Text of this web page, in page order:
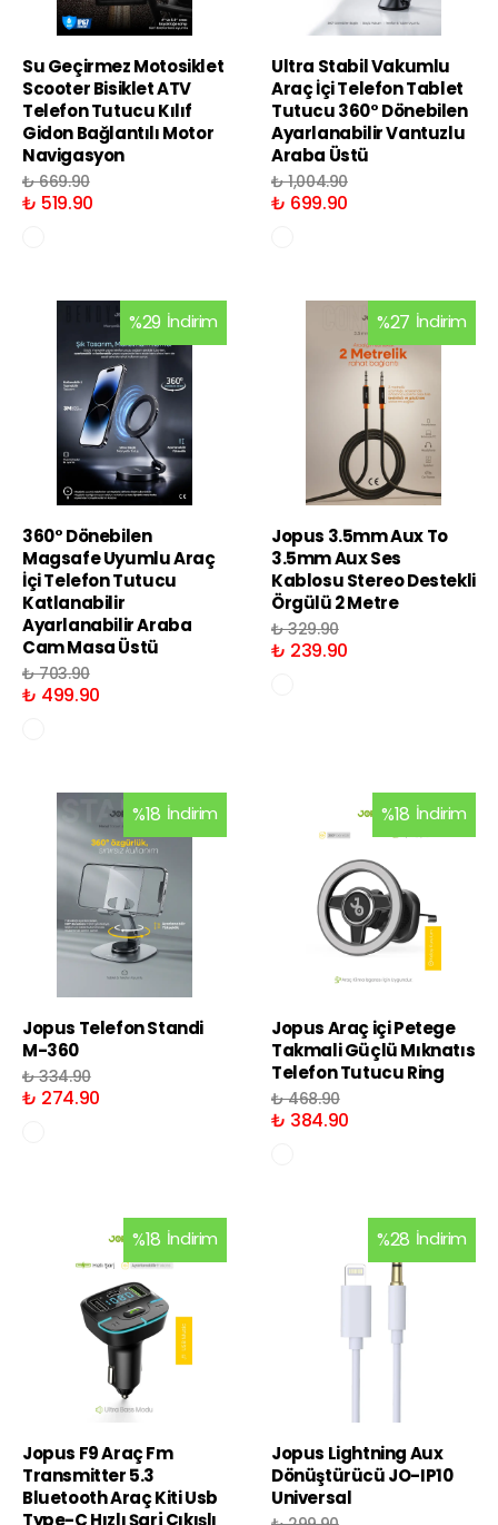
Su Geçirmez Motosiklet
Scooter Bisiklet ATV
Telefon Tutucu Kılıf
Gidon Bağlantılı Motor
Navigasyon
₺ 669.90
₺ 519.90
Ultra Stabil Vakumlu
Araç İçi Telefon Tablet
Tutucu 360° Dönebilen
Ayarlanabilir Vantuzlu
Araba Üstü
₺ 1,004.90
₺ 699.90
%29 İndirim
360° Dönebilen
Magsafe Uyumlu Araç
İçi Telefon Tutucu
Katlanabilir
Ayarlanabilir Araba
Cam Masa Üstü
₺ 703.90
₺ 499.90
%27 İndirim
Jopus 3.5mm Aux To
3.5mm Aux Ses
Kablosu Stereo Destekli
Örgülü 2 Metre
₺ 329.90
₺ 239.90
%18 İndirim
Jopus Telefon Standi
M-360
₺ 334.90
₺ 274.90
%18 İndirim
Jopus Araç içi Petege
Takmali Güçlü Mıknatıs
Telefon Tutucu Ring
₺ 468.90
₺ 384.90
%18 İndirim
Jopus F9 Araç Fm
Transmitter 5.3
Bluetooth Araç Kiti Usb
Type-C Hızlı Şarj Çıkışlı
%28 İndirim
Jopus Lightning Aux
Dönüştürücü JO-IP10
Universal